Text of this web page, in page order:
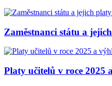
Zaměstnanci státu a
Platy učitelů v roce 2025